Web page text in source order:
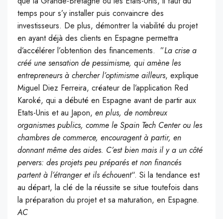
temps pour s’y installer puis convaincre des
investisseurs. De plus, démontrer la viabilité du projet
en ayant déjà des clients en Espagne permettra
d’accélérer l’obtention des financements. ”La crise a
créé une sensation de pessimisme, qui amène les
entrepreneurs à chercher l’optimisme ailleurs, explique
Miguel Diez Ferreira, créateur de l’application Red
Karoké, qui a débuté en Espagne avant de partir aux
Etats-Unis et au Japon, en plus, de nombreux
organismes publics, comme le Spain Tech Center ou les
chambres de commerce, encouragent à partir, en
donnant même des aides. C’est bien mais il y a un côté
pervers: des projets peu préparés et non financés
partent à l’étranger et ils échouent“. Si la tendance est
au départ, la clé de la réussite se situe toutefois dans
la préparation du projet et sa maturation, en Espagne.
AC